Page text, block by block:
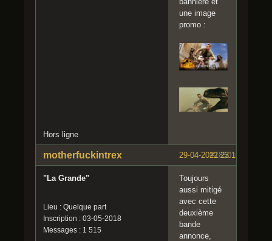
une image
promo :
Hors ligne
#1850
29-04-2022 23:16:15
motherfuckintrex
"La Grande"
Lieu : Quelque part
Inscription : 03-05-2018
Messages : 1 515
Toujours
aussi mitigé
avec cette
deuxième
bande
annonce,